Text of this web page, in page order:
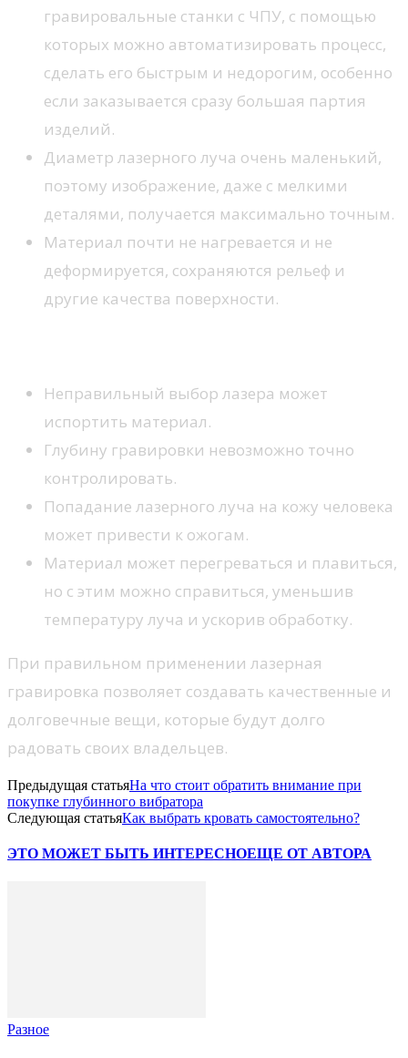
гравировальные станки с ЧПУ, с помощью
которых можно автоматизировать процесс,
сделать его быстрым и недорогим, особенно
если заказывается сразу большая партия
изделий.
Диаметр лазерного луча очень маленький,
поэтому изображение, даже с мелкими
деталями, получается максимально точным.
Материал почти не нагревается и не
деформируется, сохраняются рельеф и
другие качества поверхности.
Неправильный выбор лазера может
испортить материал.
Глубину гравировки невозможно точно
контролировать.
Попадание лазерного луча на кожу человека
может привести к ожогам.
Материал может перегреваться и плавиться,
но с этим можно справиться, уменьшив
температуру луча и ускорив обработку.
При правильном применении лазерная
гравировка позволяет создавать качественные и
долговечные вещи, которые будут долго
радовать своих владельцев.
Предыдущая статьяНа что стоит обратить внимание при
покупке глубинного вибратора
Следующая статьяКак выбрать кровать самостоятельно?
ЭТО МОЖЕТ БЫТЬ ИНТЕРЕСНОЕЩЕ ОТ АВТОРА
Разное